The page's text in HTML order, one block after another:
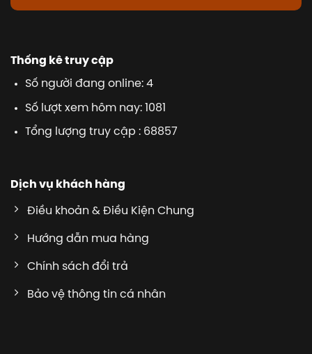
Thống kê truy cập
Số người đang online: 4
Số lượt xem hôm nay: 1081
Tổng lượng truy cập : 68857
Dịch vụ khách hàng
Điều khoản & Điều Kiện Chung
Hướng dẫn mua hàng
Chính sách đổi trả
Bảo vệ thông tin cá nhân